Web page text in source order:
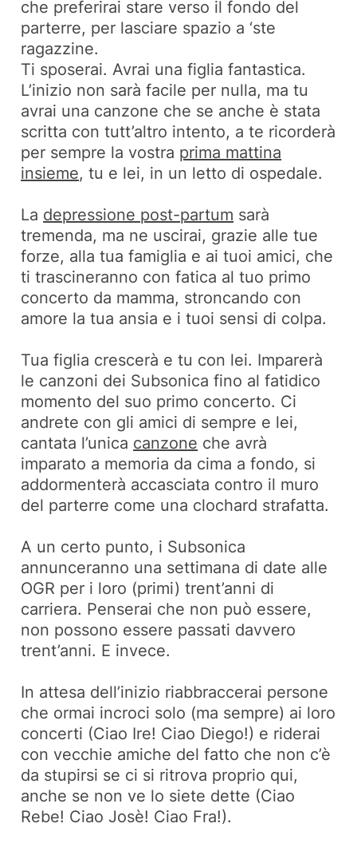
che preferirai stare verso il fondo del
parterre, per lasciare spazio a ‘ste
ragazzine.
Ti sposerai. Avrai una figlia fantastica.
L’inizio non sarà facile per nulla, ma tu
avrai una canzone che se anche è stata
scritta con tutt’altro intento, a te ricorderà
per sempre la vostra prima mattina
insieme, tu e lei, in un letto di ospedale.
La depressione post-partum sarà
tremenda, ma ne uscirai, grazie alle tue
forze, alla tua famiglia e ai tuoi amici, che
ti trascineranno con fatica al tuo primo
concerto da mamma, stroncando con
amore la tua ansia e i tuoi sensi di colpa.
Tua figlia crescerà e tu con lei. Imparerà
le canzoni dei Subsonica fino al fatidico
momento del suo primo concerto. Ci
andrete con gli amici di sempre e lei,
cantata l’unica canzone che avrà
imparato a memoria da cima a fondo, si
addormenterà accasciata contro il muro
del parterre come una clochard strafatta.
A un certo punto, i Subsonica
annunceranno una settimana di date alle
OGR per i loro (primi) trent’anni di
carriera. Penserai che non può essere,
non possono essere passati davvero
trent’anni. E invece.
In attesa dell’inizio riabbraccerai persone
che ormai incroci solo (ma sempre) ai loro
concerti (Ciao Ire! Ciao Diego!) e riderai
con vecchie amiche del fatto che non c’è
da stupirsi se ci si ritrova proprio qui,
anche se non ve lo siete dette (Ciao
Rebe! Ciao Josè! Ciao Fra!).